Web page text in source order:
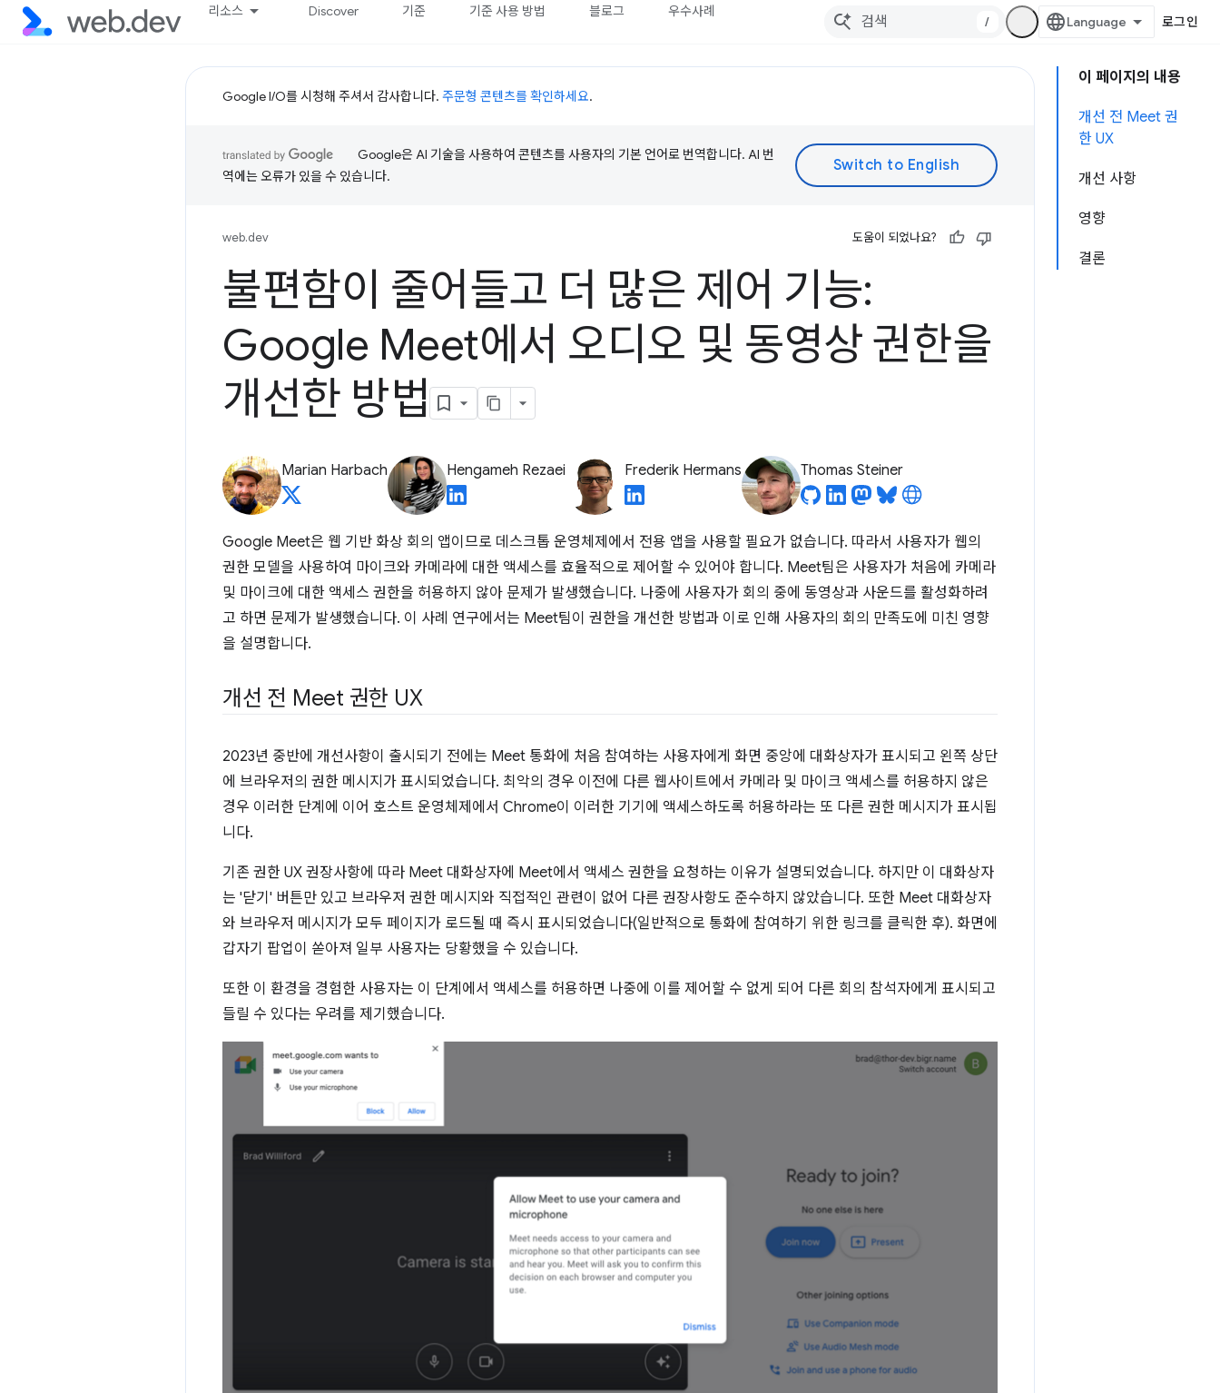
리소스 Discover 기준 기준 사용 방법 블로그 우수사례
/ 로그인
이 페이지의 내용
개선 전 Meet 권
한 UX
개선 사항
영향
결론
Google I/O를 시청해 주셔서 감사합니다. 주문형 콘텐츠를 확인하세요.
Google은 AI 기술을 사용하여 콘텐츠를 사용자의 기본 언어로 번역합니다. AI 번
역에는 오류가 있을 수 있습니다.
web.dev 도움이 되었나요?
불편함이 줄어들고 더 많은 제어 기능:
Google Meet에서 오디오 및 동영상 권한을
개선한 방법
Marian Harbach Hengameh Rezaei Frederik Hermans Thomas Steiner
Google Meet은 웹 기반 화상 회의 앱이므로 데스크톱 운영체제에서 전용 앱을 사용할 필요가 없습니다. 따라서 사용자가 웹의
권한 모델을 사용하여 마이크와 카메라에 대한 액세스를 효율적으로 제어할 수 있어야 합니다. Meet팀은 사용자가 처음에 카메라
및 마이크에 대한 액세스 권한을 허용하지 않아 문제가 발생했습니다. 나중에 사용자가 회의 중에 동영상과 사운드를 활성화하려
고 하면 문제가 발생했습니다. 이 사례 연구에서는 Meet팀이 권한을 개선한 방법과 이로 인해 사용자의 회의 만족도에 미친 영향
을 설명합니다.
개선 전 Meet 권한 UX
2023년 중반에 개선사항이 출시되기 전에는 Meet 통화에 처음 참여하는 사용자에게 화면 중앙에 대화상자가 표시되고 왼쪽 상단
에 브라우저의 권한 메시지가 표시되었습니다. 최악의 경우 이전에 다른 웹사이트에서 카메라 및 마이크 액세스를 허용하지 않은
경우 이러한 단계에 이어 호스트 운영체제에서 Chrome이 이러한 기기에 액세스하도록 허용하라는 또 다른 권한 메시지가 표시됩
니다.
기존 권한 UX 권장사항에 따라 Meet 대화상자에 Meet에서 액세스 권한을 요청하는 이유가 설명되었습니다. 하지만 이 대화상자
는 '닫기' 버튼만 있고 브라우저 권한 메시지와 직접적인 관련이 없어 다른 권장사항도 준수하지 않았습니다. 또한 Meet 대화상자
와 브라우저 메시지가 모두 페이지가 로드될 때 즉시 표시되었습니다(일반적으로 통화에 참여하기 위한 링크를 클릭한 후). 화면에
갑자기 팝업이 쏟아져 일부 사용자는 당황했을 수 있습니다.
또한 이 환경을 경험한 사용자는 이 단계에서 액세스를 허용하면 나중에 이를 제어할 수 없게 되어 다른 회의 참석자에게 표시되고
들릴 수 있다는 우려를 제기했습니다.